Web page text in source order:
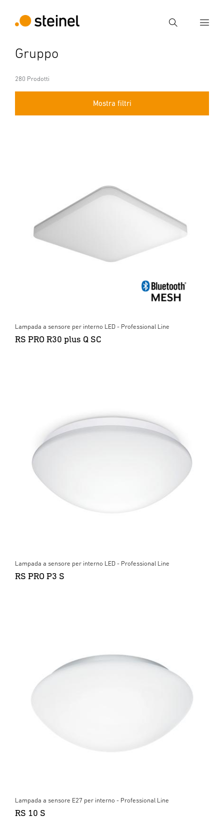
Ricerca
Gruppo
280 Prodotti
Mostra filtri
Lampada a sensore per interno LED - Professional Line
RS PRO R30 plus Q SC
Lampada a sensore per interno LED - Professional Line
RS PRO P3 S
Lampada a sensore E27 per interno - Professional Line
RS 10 S